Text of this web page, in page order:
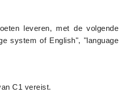
leveren, met de volgende
system of English", "language
C1 vereist.